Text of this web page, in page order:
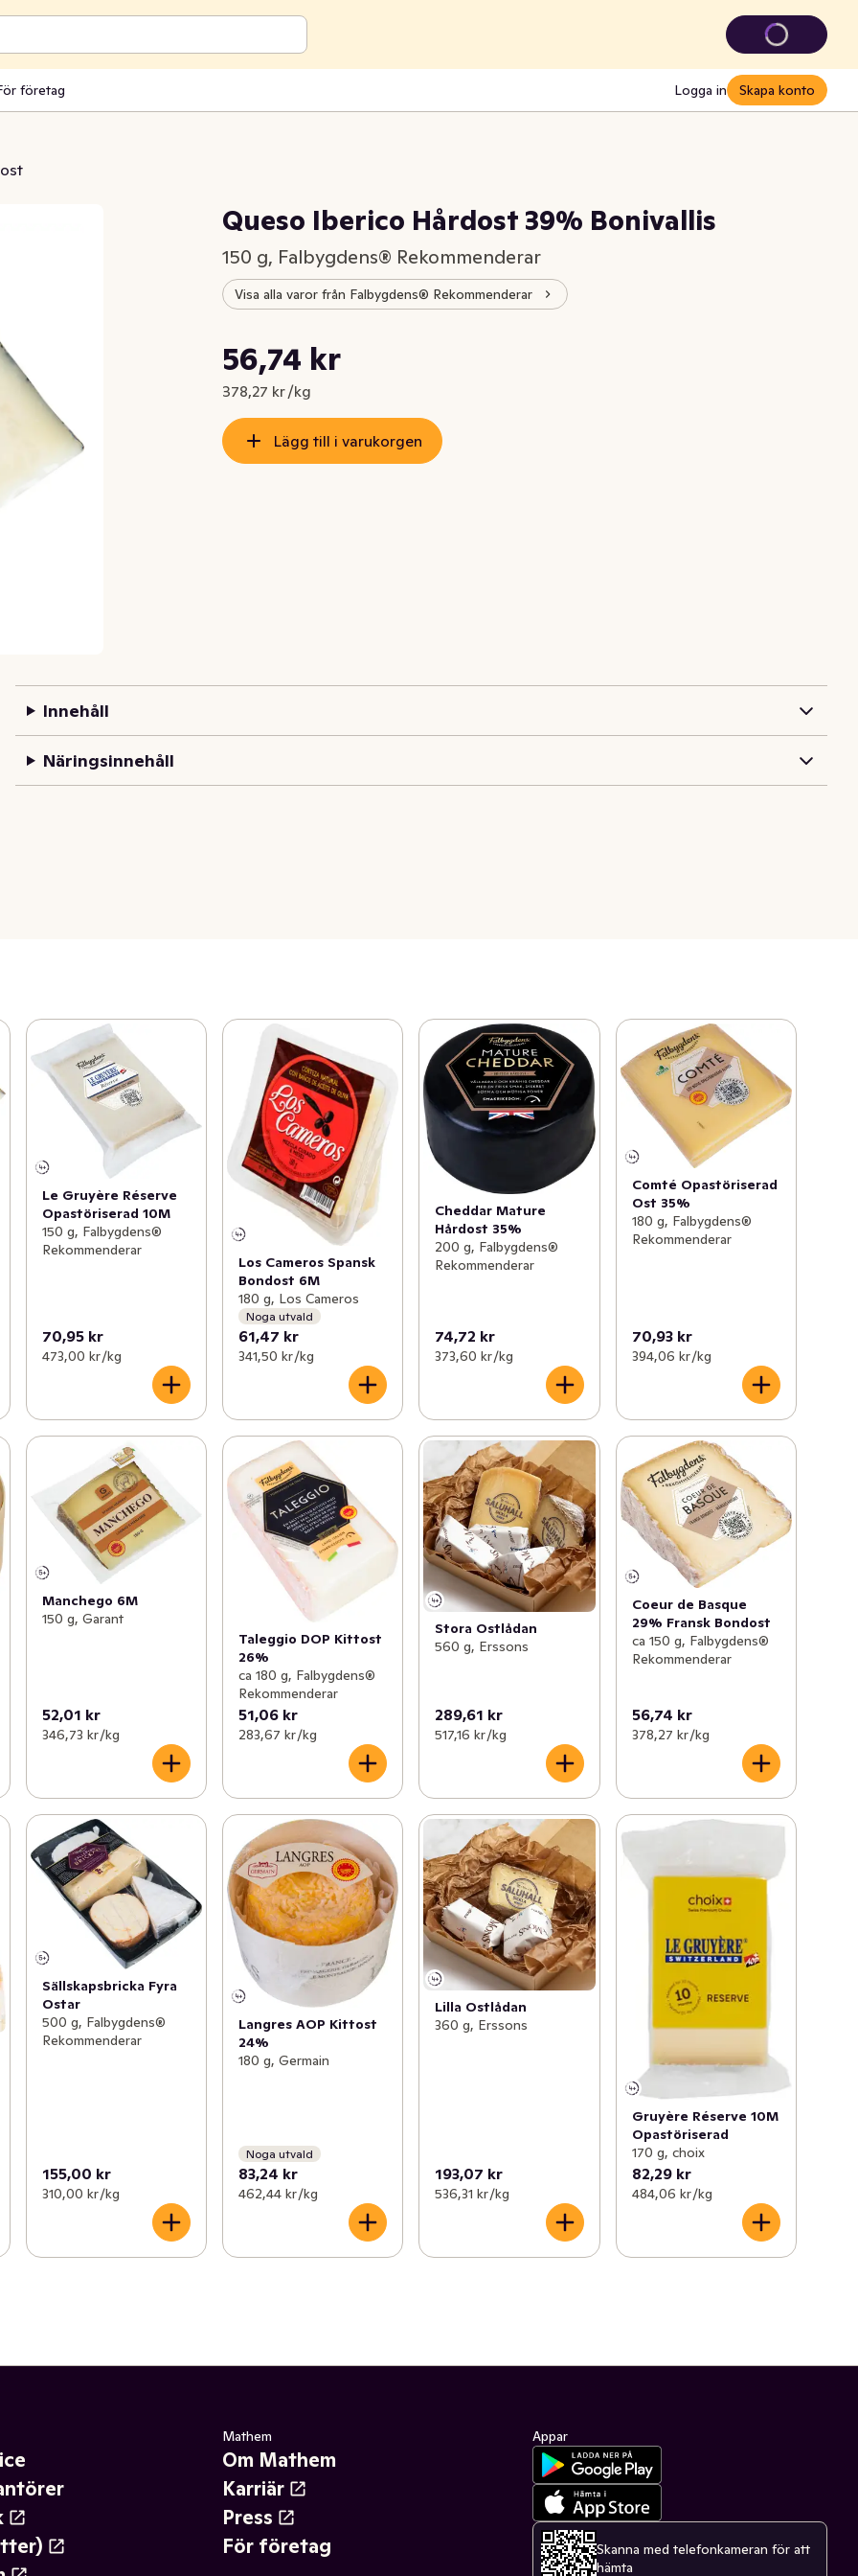
företag Logga in Skapa konto
Queso Iberico Hårdost 39% Bonivallis
150 g, Falbygdens® Rekommenderar
Visa alla varor från Falbygdens® Rekommenderar
Nuvarande pris är: 56,74 kr
56,74 kr
378,27 kr /kg
Styckpris: 378,27 kr /kg
Lägg till i varukorgen
Innehåll
Näringsinnehåll
Le Gruyère Réserve
Opastöriserad 10M
150 g, Falbygdens®
Rekommenderar
70,95 kr
473,00 kr /kg
Los Cameros Spansk
Bondost 6M
180 g, Los Cameros
Noga utvald
61,47 kr
341,50 kr /kg
Cheddar Mature
Hårdost 35%
200 g, Falbygdens®
Rekommenderar
74,72 kr
373,60 kr /kg
Comté Opastöriserad
Ost 35%
180 g, Falbygdens®
Rekommenderar
70,93 kr
394,06 kr /kg
Manchego 6M
150 g, Garant
52,01 kr
346,73 kr /kg
Taleggio DOP Kittost
26%
ca 180 g, Falbygdens®
Rekommenderar
51,06 kr
283,67 kr /kg
Stora Ostlådan
560 g, Erssons
289,61 kr
517,16 kr /kg
Coeur de Basque
29% Fransk Bondost
ca 150 g, Falbygdens®
Rekommenderar
56,74 kr
378,27 kr /kg
Sällskapsbricka Fyra
Ostar
500 g, Falbygdens®
Rekommenderar
155,00 kr
310,00 kr /kg
Langres AOP Kittost
24%
180 g, Germain
Noga utvald
83,24 kr
462,44 kr /kg
Lilla Ostlådan
360 g, Erssons
193,07 kr
536,31 kr /kg
Gruyère Réserve 10M
Opastöriserad
170 g, choix
82,29 kr
484,06 kr /kg
Mathem
Om Mathem
Karriär
Press
För företag
Appar
Skanna med telefonkameran för att
hämta